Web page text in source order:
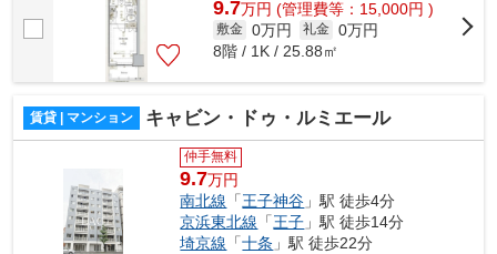
9.7万円 (管理費等：15,000円 )
敷金 0万円 礼金 0万円
8階 / 1K / 25.88㎡
賃貸 | マンション キャビン・ドゥ・ルミエール
仲手無料
9.7万円
南北線 「王子神谷 」駅 徒歩4分
京浜東北線 「王子 」駅 徒歩14分
埼京線 「十条 」駅 徒歩22分